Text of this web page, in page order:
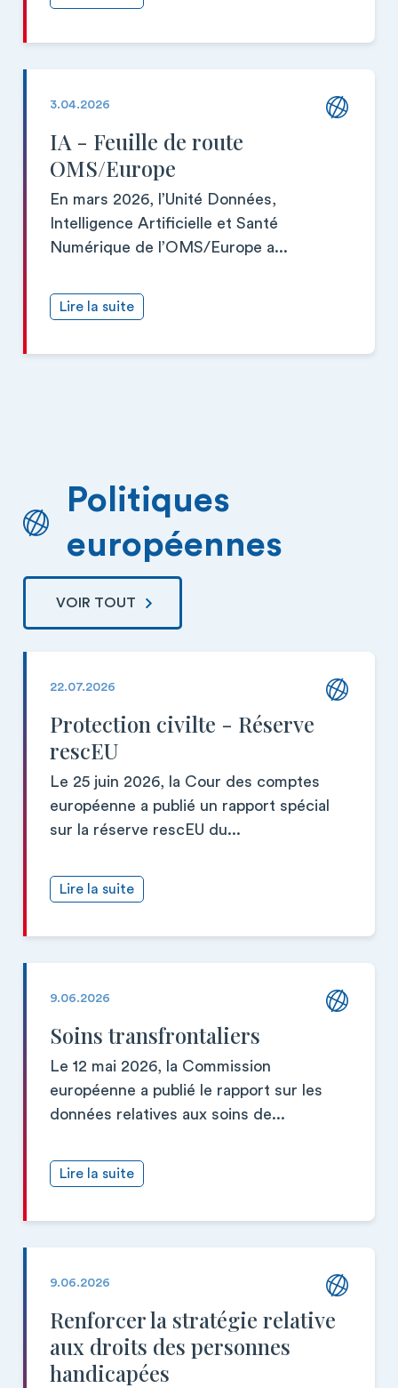
3.04.2026
IA - Feuille de route
OMS/Europe
En mars 2026, l’Unité Données,
Intelligence Artificielle et Santé
Numérique de l’OMS/Europe a...
Lire la suite
Politiques
européennes
VOIR TOUT
22.07.2026
Protection civilte - Réserve
rescEU
Le 25 juin 2026, la Cour des comptes
européenne a publié un rapport spécial
sur la réserve rescEU du...
Lire la suite
9.06.2026
Soins transfrontaliers
Le 12 mai 2026, la Commission
européenne a publié le rapport sur les
données relatives aux soins de...
Lire la suite
9.06.2026
Renforcer la stratégie relative
aux droits des personnes
handicapées